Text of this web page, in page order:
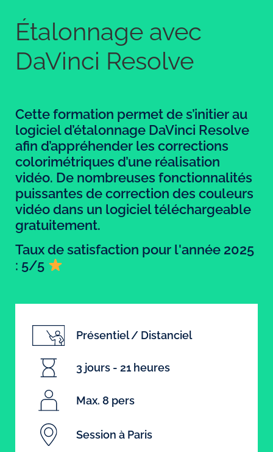
Étalonnage avec
DaVinci Resolve
Cette formation permet de s’initier au
logiciel d’étalonnage DaVinci Resolve
afin d’appréhender les corrections
colorimétriques d’une réalisation
vidéo. De nombreuses fonctionnalités
puissantes de correction des couleurs
vidéo dans un logiciel téléchargeable
gratuitement.
Taux de satisfaction pour l'année 2025
: 5/5
Présentiel / Distanciel
3 jours - 21 heures
Max. 8 pers
Session à Paris